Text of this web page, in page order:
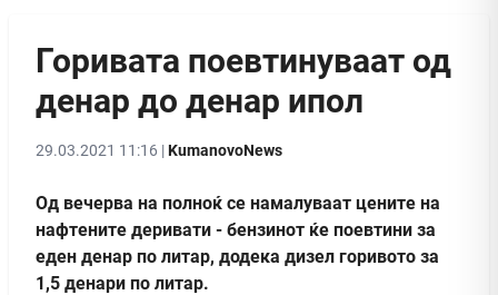
Горивата поевтинуваат од
денар до денар ипол
29.03.2021 11:16 |KumanovoNews
Од вечерва на полноќ се намалуваат цените на
нафтените деривати - бензинот ќе поевтини за
еден денар по литар, додека дизел горивото за
1,5 денари по литар.